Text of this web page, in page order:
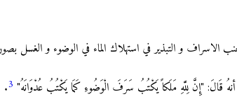
الاسراف و التبذير في استهلاك الماء في الوضوء و الغسل
قَالَ: "إِنَّ لِلَّهِ مَلَكاً يَكْتُبُ سَرَفَ الْوَضُوءِ كَمَا يَكْتُبُ عُدْوَانَهُ" 3
.